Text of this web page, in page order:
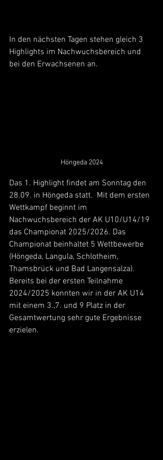
In den nächsten Tagen stehen gleich 3
Highlights im Nachwuchsbereich und
bei den Erwachsenen an.
Höngeda 2024
Das 1. Highlight findet am Sonntag den
28.09. in Höngeda statt.  Mit dem ersten
Wettkampf beginnt im
Nachwuchsbereich der AK U10/U14/19
das Championat 2025/2026. Das
Championat beinhaltet 5 Wettbewerbe
(Höngeda, Langula, Schlotheim,
Thamsbrück und Bad Langensalza).
Bereits bei der ersten Teilnahme
2024/2025 konnten wir in der AK U14
mit einem 3.,7. und 9 Platz in der
Gesamtwertung sehr gute Ergebnisse
erzielen.